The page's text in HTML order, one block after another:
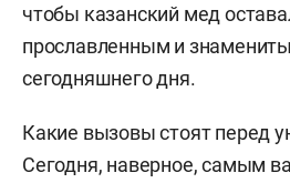
чтобы казанский мед
прославленным и
сегодняшнего дня.
Какие вызовы стоят перед
Сегодня, наверное, самым